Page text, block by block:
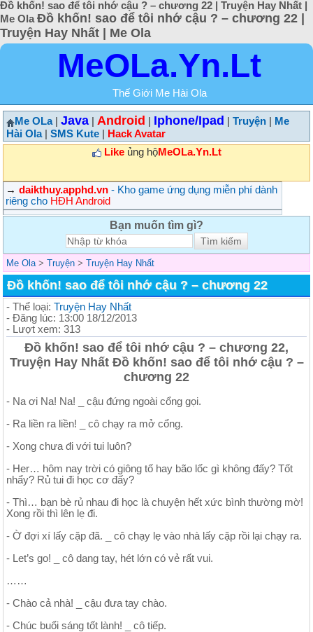
Đồ khốn! sao để tôi nhớ cậu ? – chương 22 | Truyện Hay Nhất |
Me Ola Đồ khốn! sao để tôi nhớ cậu ? – chương 22 |
Truyện Hay Nhất | Me Ola
MeOLa.Yn.Lt
Thế Giới Me Hài Ola
Me OLa| Java Android Iphone/Ipad Truyện
Me
Hài Ola| SMS Kute
Hack Avatar
Likeủng hộMeOLa.Yn.Lt
→ daikthuy.apphd.vn - Kho game ứng dụng miễn phí dành
riêng cho HĐH Android
Bạn muốn tìm gì?
Me Ola > Truyện > Truyện Hay Nhất
Đồ khốn! sao để tôi nhớ cậu ? – chương 22
- Thể loại: Truyện Hay Nhất
- Đăng lúc: 13:00 18/12/2013
- Lượt xem: 313
Đồ khốn! sao để tôi nhớ cậu ? – chương 22,
Truyện Hay Nhất Đồ khốn! sao để tôi nhớ cậu ? –
chương 22
- Na ơi Na! Na! _ cậu đứng ngoài cổng gọi.
- Ra liền ra liền! _ cô chạy ra mở cổng.
- Xong chưa đi với tui luôn?
- Her… hôm nay trời có giông tố hay bão lốc gì không đấy? Tốt
nhẩy? Rủ tui đi học cơ đấy?
- Thì… bạn bè rủ nhau đi học là chuyện hết xức bình thường mờ!
Xong rồi thì lên lẹ đi.
- Ờ đợi xí lấy cặp đã. _ cô chạy lẹ vào nhà lấy cặp rồi lại chạy ra.
- Let’s go! _ cô dang tay, hét lớn có vẻ rất vui.
……
- Chào cả nhà! _ cậu đưa tay chào.
- Chúc buổi sáng tốt lành! _ cô tiếp.